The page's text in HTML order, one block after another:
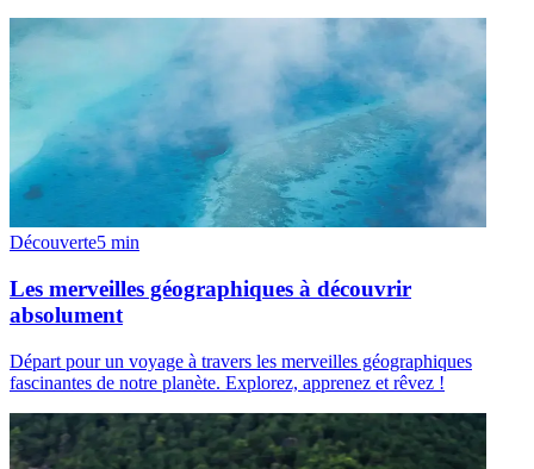
Découverte5 min
Les merveilles géographiques à découvrir
absolument
Départ pour un voyage à travers les merveilles géographiques
fascinantes de notre planète. Explorez, apprenez et rêvez !